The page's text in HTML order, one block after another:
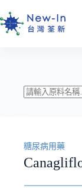
至
主
符
合
糖尿病用藥